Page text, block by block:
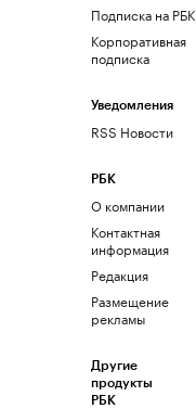
Подписка на РБК
Корпоративная
подписка
Уведомления
RSS Новости
РБК
О компании
Контактная
информация
Редакция
Размещение
рекламы
Другие
продукты
РБК